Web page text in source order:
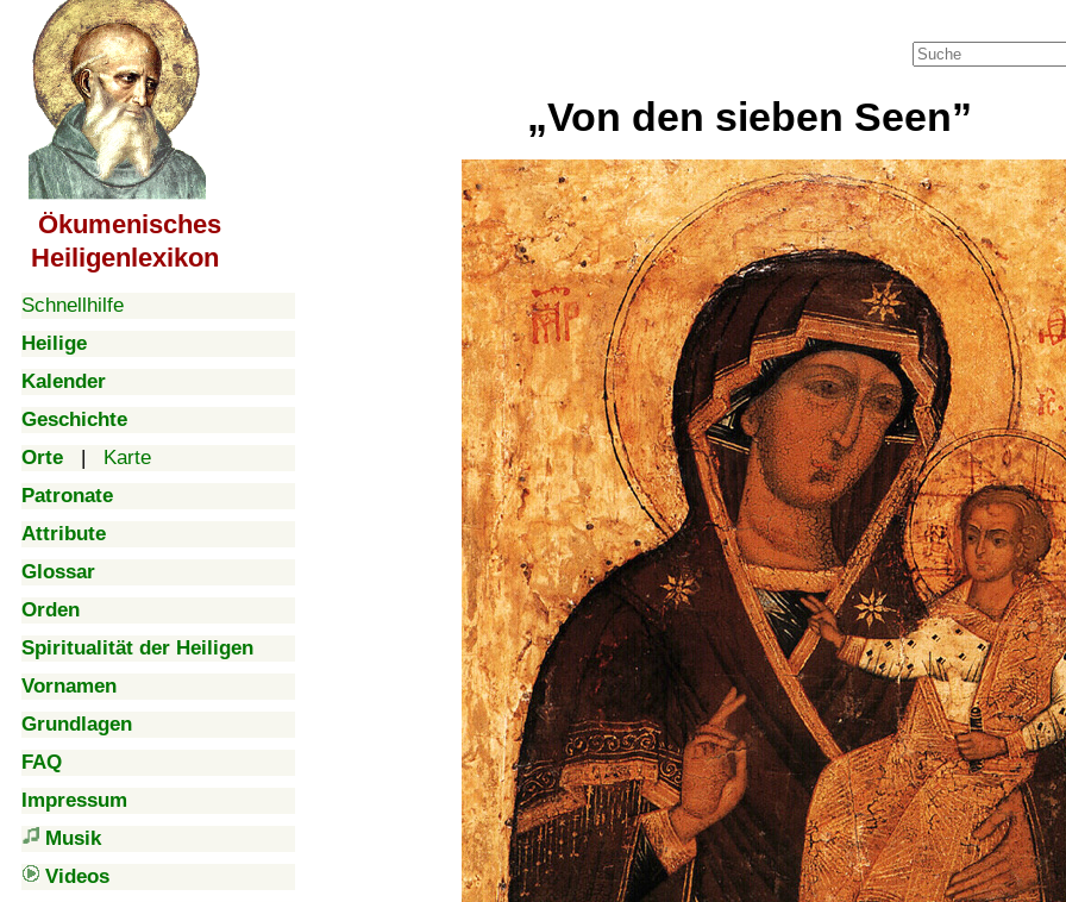
Ökumenisches
Heiligenlexikon
Schnellhilfe
Heilige
Kalender
Geschichte
Orte | Karte
Patronate
Attribute
Glossar
Orden
Spiritualität der Heiligen
Vornamen
Grundlagen
FAQ
Impressum
Musik
Videos
Von den sieben Seen